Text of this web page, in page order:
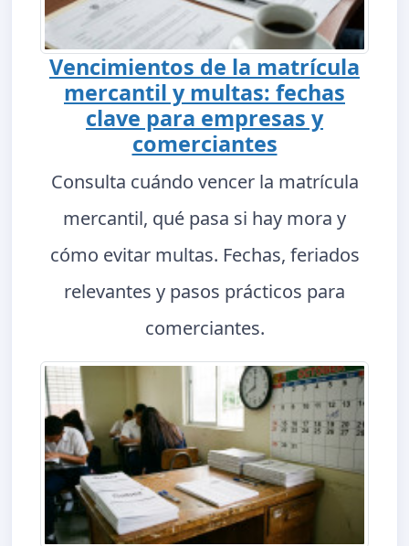
Vencimientos de la matrícula
mercantil y multas: fechas
clave para empresas y
comerciantes
Consulta cuándo vencer la matrícula
mercantil, qué pasa si hay mora y
cómo evitar multas. Fechas, feriados
relevantes y pasos prácticos para
comerciantes.